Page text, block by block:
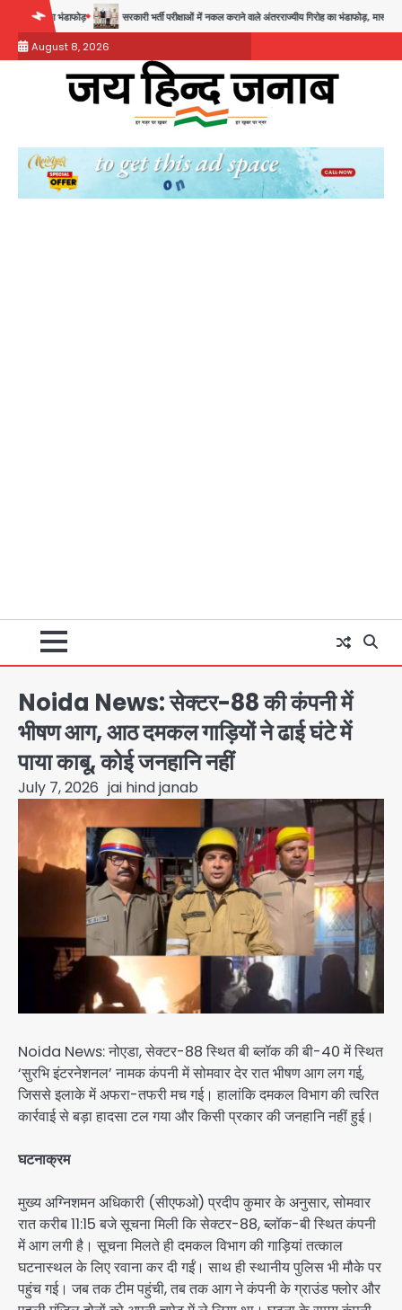
content
सरकारी भर्ती परीक्षाओं में नकल कराने वाले अंतरराज्यीय गिरोह का भंडाफोड़, मास्टरमाइंड समेत 7 गिरफ्तार
August 8, 2026
Noida News: सेक्टर-88 की कंपनी में
भीषण आग, आठ दमकल गाड़ियों ने ढाई घंटे में
पाया काबू, कोई जनहानि नहीं
July 7, 2026 jai hind janab
Noida News: नोएडा, सेक्टर-88 स्थित बी ब्लॉक की बी-40 में स्थित
‘सुरभि इंटरनेशनल’ नामक कंपनी में सोमवार देर रात भीषण आग लग गई,
जिससे इलाके में अफरा-तफरी मच गई। हालांकि दमकल विभाग की त्वरित
कार्रवाई से बड़ा हादसा टल गया और किसी प्रकार की जनहानि नहीं हुई।
घटनाक्रम
मुख्य अग्निशमन अधिकारी (सीएफओ) प्रदीप कुमार के अनुसार, सोमवार
रात करीब 11:15 बजे सूचना मिली कि सेक्टर-88, ब्लॉक-बी स्थित कंपनी
में आग लगी है। सूचना मिलते ही दमकल विभाग की गाड़ियां तत्काल
घटनास्थल के लिए रवाना कर दी गईं। साथ ही स्थानीय पुलिस भी मौके पर
पहुंच गई। जब तक टीम पहुंची, तब तक आग ने कंपनी के ग्राउंड फ्लोर और